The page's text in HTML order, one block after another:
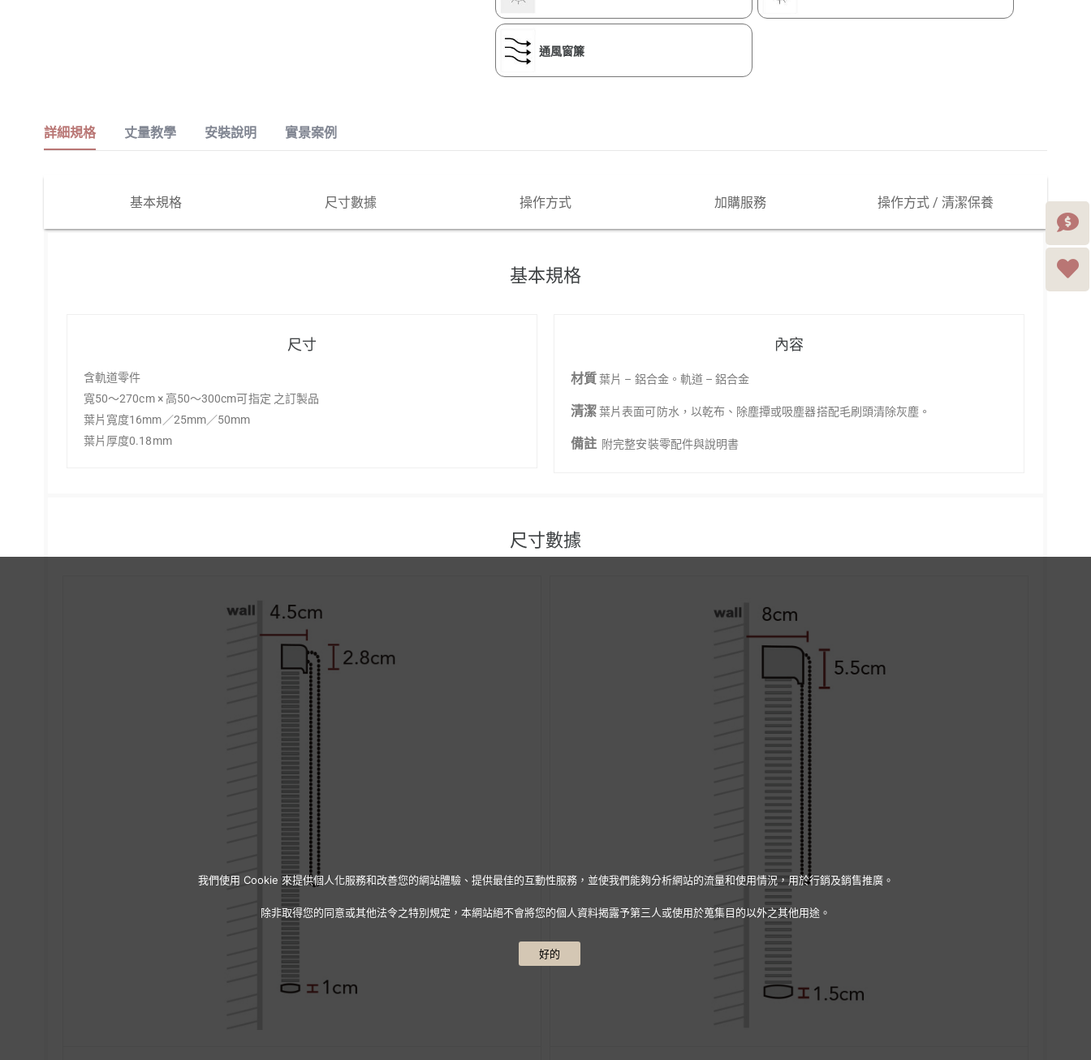
通風窗簾
詳細規格 丈量教學 安裝說明 實景案例
基本規格 尺寸數據 操作方式 加購服務 操作方式 / 清潔保養
基本規格
尺寸
含軌道零件
寬50～270cm × 高50～300cm可指定 之訂製品
葉片寬度16mm／25mm／50mm
葉片厚度0.18mm
內容
材質葉片 – 鋁合金。軌道 – 鋁合金
清潔葉片表面可防水，以乾布、除塵撢或吸塵器搭配毛刷頭清除灰塵。
備註 附完整安裝零配件與說明書
尺寸數據
我們使用 Cookie 來提供個人化服務和改善您的網站體驗、提供最佳的互動性服務，並使我們能夠分析網站的流量和使用情況，用於行銷及銷售推廣。
除非取得您的同意或其他法令之特別規定，本網站絕不會將您的個人資料揭露予第三人或使用於蒐集目的以外之其他用途。
好的